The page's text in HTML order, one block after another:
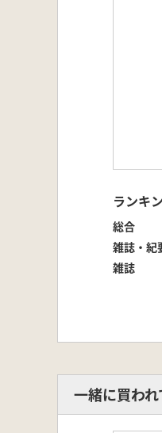
ランキ
総合
雑誌・紀
雑誌
一緒に買わ